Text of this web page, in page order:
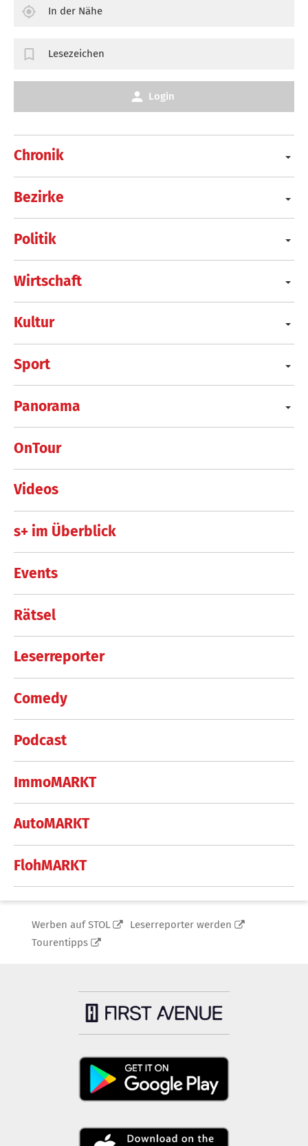
Chronik
Bezirke
Politik
Wirtschaft
Kultur
Sport
Panorama
OnTour
Videos
s+ im Überblick
Events
Rätsel
Leserreporter
Comedy
Podcast
ImmoMARKT
AutoMARKT
FlohMARKT
In der Nähe
Lesezeichen
Login
Werben auf STOL
Leserreporter werden
Tourentipps